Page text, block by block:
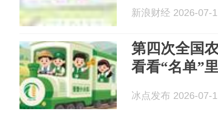
新浪财经 2026-07-
第四次全国
看看“名单”
冰点发布 2026-07-